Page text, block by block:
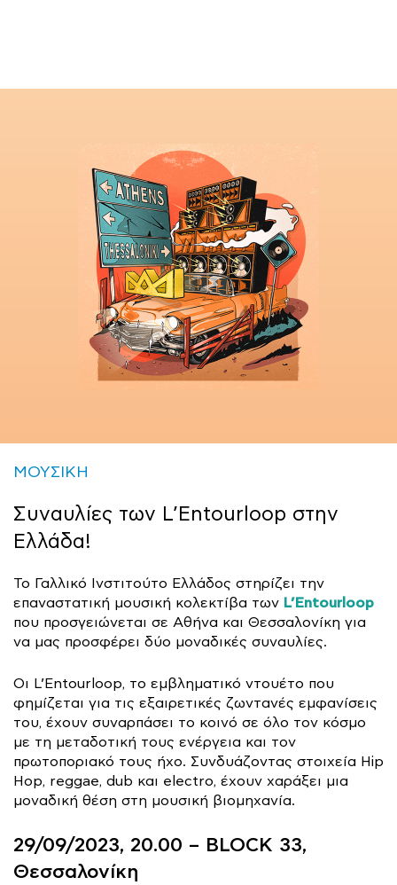
ΜΟΥΣΙΚΗ
Συναυλίες των L’Entourloop στην
Ελλάδα!
Το Γαλλικό Ινστιτούτο Ελλάδος στηρίζει την
επαναστατική μουσική κολεκτίβα των L’Εntourloop
που προσγειώνεται σε Αθήνα και Θεσσαλονίκη για
να μας προσφέρει δύο μοναδικές συναυλίες.
Οι L’Εntourloop, το εμβληματικό ντουέτο που
φημίζεται για τις εξαιρετικές ζωντανές εμφανίσεις
του, έχουν συναρπάσει το κοινό σε όλο τον κόσμο
με τη μεταδοτική τους ενέργεια και τον
πρωτοποριακό τους ήχο. Συνδυάζοντας στοιχεία Hip
Hop, reggae, dub και electro, έχουν χαράξει μια
μοναδική θέση στη μουσική βιομηχανία.
29/09/2023, 20.00 – BLOCK 33,
Θεσσαλονίκη